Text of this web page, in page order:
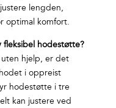
lengden,
optimal komfort.
fleksibel hodestøtte?
hjelp, er det
i oppreist
hodestøtte i tre
kan justere ved